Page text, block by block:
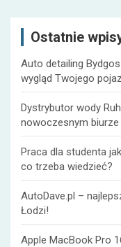
Ostatnie
Auto detailing
wygląd Twojego
Dystrybutor wody
nowoczesnym biurze
Praca dla studenta
co trzeba wiedzieć?
AutoDave.pl –
Łodzi!
Apple MacBook Pro